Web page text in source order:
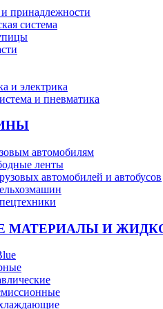
принадлежности
система
и электрика
и пневматика
автомобилям
ленты
автомобилей и автобусов
МАТЕРИАЛЫ И